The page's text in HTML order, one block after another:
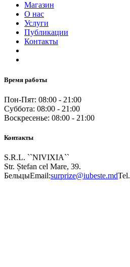
Магазин
О нас
Услуги
Публикации
Контакты
Время работы
Пон-Пят: 08:00 - 21:00
Суббота: 08:00 - 21:00
Воскресенье: 08:00 - 21:00
Контакты
S.R.L. ``NIVIXIA``
Str. Ștefan cel Mare, 39.
БельцыEmail:surprize@iubeste.md